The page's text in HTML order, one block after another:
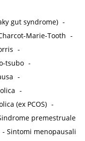
gut syndrome) -
Marie-Tooth -
-
tsubo -
-
-
(ex PCOS) -
premestruale
-Sintomi menopausali